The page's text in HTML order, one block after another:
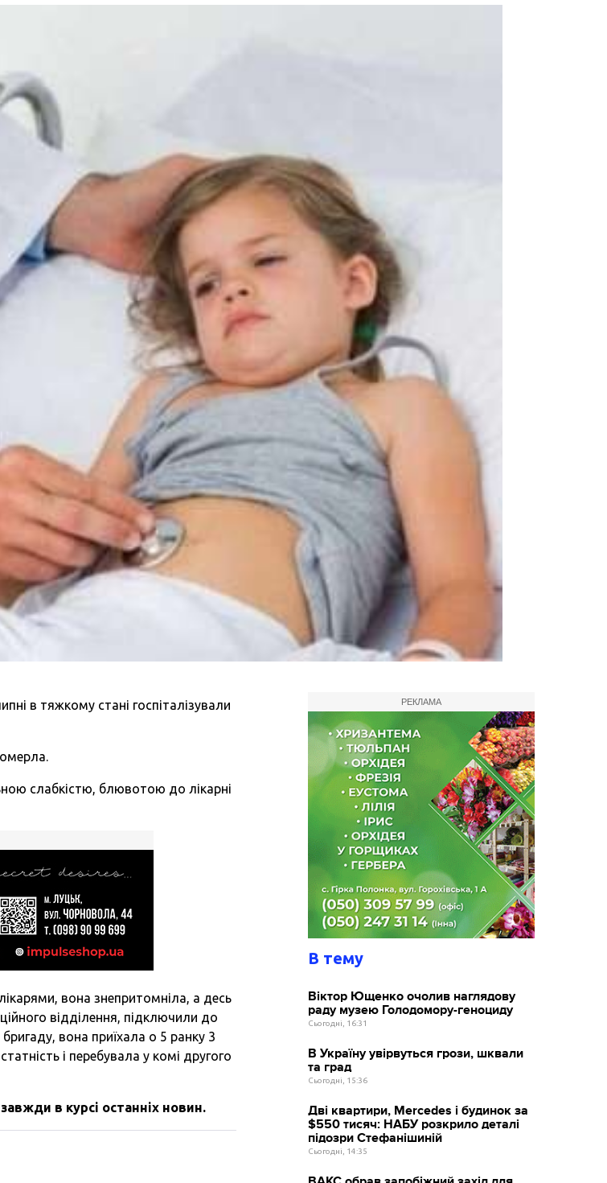
в тяжкому стані госпіталізували
слабкістю, блювотою до лікарні
вона знепритомніла, а десь
відділення, підключили до
вона приїхала о 5 ранку 3
і перебувала у комі другого
в курсі останніх новин.
РЕКЛАМА
В тему
Віктор Ющенко очолив наглядову
раду музею Голодомору-геноциду
Сьогодні, 16:31
В Україну увірвуться грози, шквали
та град
Сьогодні, 15:36
Дві квартири, Mercedes і будинок за
$550 тисяч: НАБУ розкрило деталі
підозри Стефанішиній
Сьогодні, 14:35